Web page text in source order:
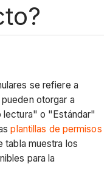
se refiere a
otorgar a
lectura" o "Estándar"
plantillas de permisos
tabla muestra los
para la